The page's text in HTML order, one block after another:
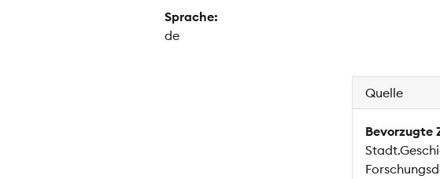
Sprache:
de
Quelle
Bevorzugte